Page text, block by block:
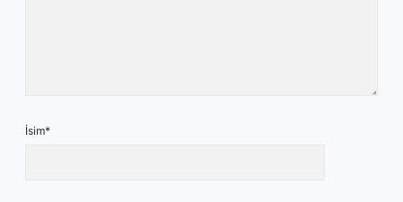
İsim*